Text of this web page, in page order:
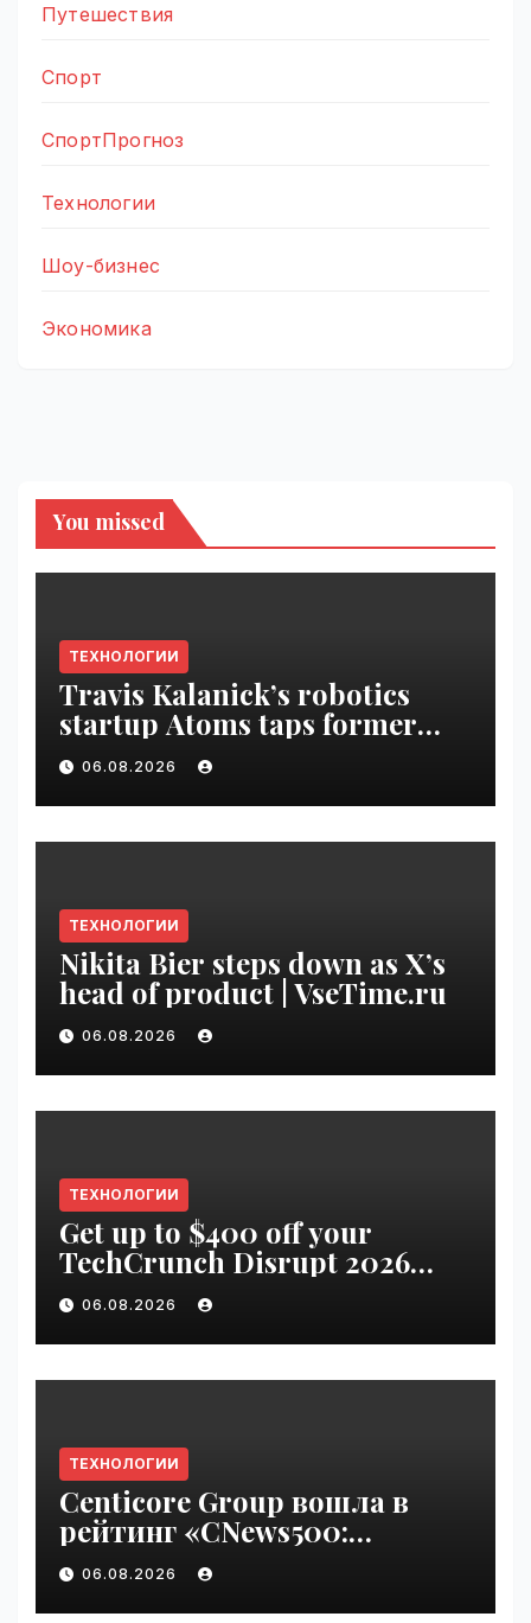
Путешествия
Спорт
СпортПрогноз
Технологии
Шоу-бизнес
Экономика
You missed
ТЕХНОЛОГИИ
Travis Kalanick’s robotics
startup Atoms taps former
Uber finance chief as CFO |
VseTime.ru
06.08.2026
ТЕХНОЛОГИИ
Nikita Bier steps down as X’s
head of product | VseTime.ru
06.08.2026
ТЕХНОЛОГИИ
Get up to $400 off your
TechCrunch Disrupt 2026
pass until Friday | VseTime.ru
06.08.2026
ТЕХНОЛОГИИ
Centicore Group вошла в
рейтинг «CNews500:
Крупнейшие ИТ-компании
России» | VseTime.ru
06.08.2026